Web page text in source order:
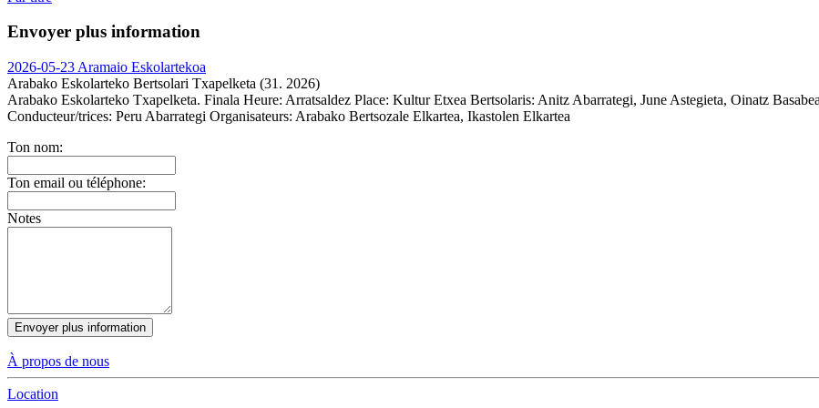
Envoyer plus information
2026-05-23 Aramaio Eskolartekoa
Arabako Eskolarteko Bertsolari Txapelketa (31. 2026)
Arabako Eskolarteko Txapelketa. Finala Heure: Arratsaldez Place: Kultur Etxea Bertsolaris: Anitz Abarrategi, June Astegieta, Oinatz
Conducteur/trices: Peru Abarrategi Organisateurs: Arabako Bertsozale Elkartea, Ikastolen Elkartea
Ton nom:
Ton email ou téléphone:
Notes
Envoyer plus information
À propos de nous
Location